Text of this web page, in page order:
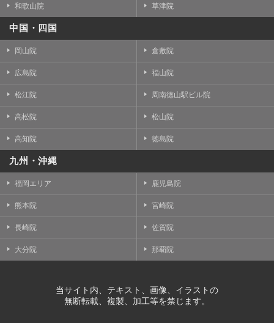
和歌山院 草津院
中国・四国
岡山院 倉敷院
広島院 福山院
松江院 周南徳山駅ビル院
高松院 松山院
高知院 徳島院
九州・沖縄
福岡エリア 鹿児島院
熊本院 宮崎院
長崎院 佐賀院
大分院 那覇院
当サイト内、テキスト、画像、イラストの
無断転載、複製、加工等を禁じます。